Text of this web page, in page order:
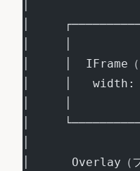
│
│     │  IFrame（
│     │
│
│      Overlay（